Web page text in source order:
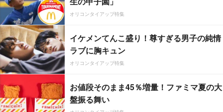
オリコンタイアップ特集
イケメンてんこ盛り！尊すぎる男子の純情
ラブに胸キュン
オリコンタイアップ特集
お値段そのまま45％増量！ファミマ夏の大
盤振る舞い